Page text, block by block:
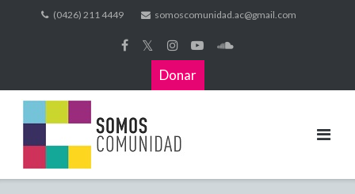
(0426) 211 4449 somoscomunidad.ac@gmail.com
𝕏
Donar